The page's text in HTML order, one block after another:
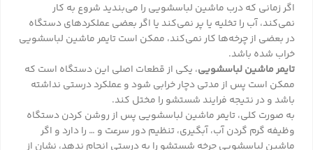
اگر زمانی که درب ماشین لباسشویی را می‌بندید شروع به کار
نمی‌کند، آب را تخلیه یا پر نمی‌کند یا اگر بعضی عملکردهای دستگاه
در بعضی از چرخه‌ها کار نمی‌کند، ممکن است تایمر ماشین لباسشویی
خراب شده باشد.
تایمر ماشین لباسشویی، یکی از قطعات اصلی این دستگاه است که
ممکن است پس از مدتی دچار خرابی شود و عملکرد درستی نداشته
باشد و در نتیجه فرایند شستشو را مختل کند.
به صورت کلی، تایمر ماشین لباسشویی پس از روشن کردن دستگاه
وظیفه گرم گردن آب، آبگیری، تنظیم دور سرعت و … را دارد و اگر
ماشین لباسشویی چرخه شستشو را به درستی انجام ندهد، نشان از